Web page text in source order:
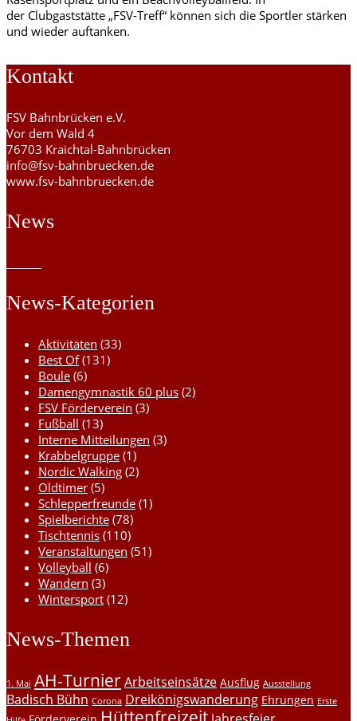
der Clubgaststätte „FSV-Treff“ können sich die Sportler stärken
und wieder auftanken.
Kontakt
FSV Bahnbrücken e.V.
Vor dem Wald 4
76703 Kraichtal-Bahnbrücken
info@fsv-bahnbruecken.de
www.fsv-bahnbruecken.de
News
News-Kategorien
Aktivitäten (33)
Best Of(131)
Boule (6)
Damengymnastik 60 plus (2)
FSV Förderverein (3)
Fußball (13)
Interne Mitteilungen (3)
Krabbelgruppe (1)
Nordic Walking (2)
Oldtimer (5)
Schlepperfreunde (1)
Spielberichte (78)
Tischtennis (110)
Veranstaltungen (51)
Volleyball (6)
Wandern (3)
Wintersport (12)
News-Themen
1. Mai AH-TurnierArbeitseinsätze Ausflug Ausstellung
Badisch Bühn Corona Dreikönigswanderung Ehrungen Erste
Hüttenfreizeit